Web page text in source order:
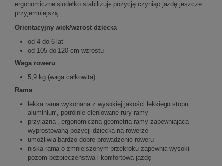
ergonomiczne siodełko stabilizuje pozycję czyniąc jazdę jeszcze
przyjemniejszą.
Orientacyjny wiek/wzrost dziecka
od 4 do 6 lat
od 105 do 120 cm wzrostu
Waga roweru
5,9 kg (waga całkowita)
Rama
lekka rama wykonana z wysokiej jakości lekkiego stopu
aluminium, potrójnie cieniowane rury ramy
przyjazna , ergonomiczna geometria ramy zapewniająca
wyprostowaną pozycji dziecka na rowerze
umożliwia bardzo dobre prowadzenie roweru
niska rama o zmniejszonym przekroku zapewnia wysoki
pozom bezpieczeństwa i komfortową jazdę